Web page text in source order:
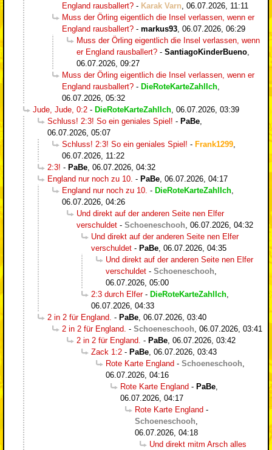
England rausballert? - Karak Varn 06.07.2026, 11:11
Muss der Örling eigentlich die Insel verlassen, wenn er
England rausballert? - markus93 06.07.2026, 06:29
Muss der Örling eigentlich die Insel verlassen, wenn
er England rausballert? - SantiagoKinderBueno
06.07.2026, 09:27
Muss der Örling eigentlich die Insel verlassen, wenn er
England rausballert? - DieRoteKarteZahlIch
06.07.2026, 05:32
Jude, Jude, 0:2 - DieRoteKarteZahlIch 06.07.2026, 03:39
Schluss! 2:3! So ein geniales Spiel! - PaBe
06.07.2026, 05:07
Schluss! 2:3! So ein geniales Spiel! - Frank1299
06.07.2026, 11:22
2:3! - PaBe 06.07.2026, 04:32
England nur noch zu 10. - PaBe 06.07.2026, 04:17
England nur noch zu 10. - DieRoteKarteZahlIch
06.07.2026, 04:26
Und direkt auf der anderen Seite nen Elfer
verschuldet - Schoeneschooh 06.07.2026, 04:32
Und direkt auf der anderen Seite nen Elfer
verschuldet - PaBe 06.07.2026, 04:35
Und direkt auf der anderen Seite nen Elfer
verschuldet - Schoeneschooh
06.07.2026, 05:00
2:3 durch Elfer- DieRoteKarteZahlIch
06.07.2026, 04:33
2 in 2 für England. - PaBe 06.07.2026, 03:40
2 in 2 für England. - Schoeneschooh 06.07.2026, 03:41
2 in 2 für England. - PaBe 06.07.2026, 03:42
Zack 1:2 - PaBe 06.07.2026, 03:43
Rote Karte England - Schoeneschooh
06.07.2026, 04:16
Rote Karte England - PaBe
06.07.2026, 04:17
Rote Karte England -
Schoeneschooh
06.07.2026, 04:18
Und direkt mitm Arsch alles